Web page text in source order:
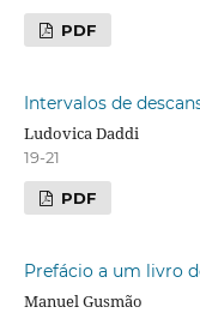
PDF
Intervalos de
Ludovica Daddi
19-21
PDF
Prefácio a um livro
Manuel Gusmão